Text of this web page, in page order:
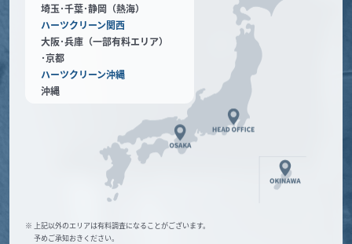
埼玉･千葉･静岡（熱海）
ハーツクリーン関西
大阪･兵庫（一部有料エリア）
･京都
ハーツクリーン沖縄
沖縄
※ 上記以外のエリアは有料調査になることがございます。
予めご承知おきください。